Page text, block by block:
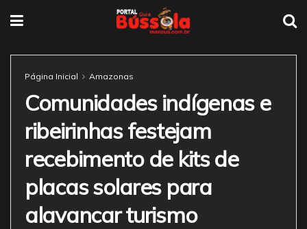
Página Inicial Amazonas
Comunidades indígenas e
ribeirinhas festejam
recebimento de kits de
placas solares para
alavancar turismo